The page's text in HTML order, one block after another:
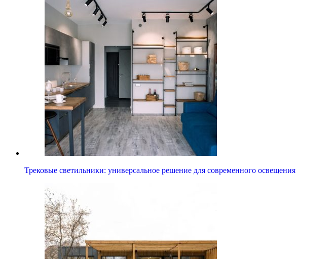
Трековые светильники: универсальное решение для современного освещения